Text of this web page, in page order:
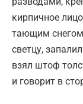
кирпичное
тающим
светцу,
взял штоф
и говорит в